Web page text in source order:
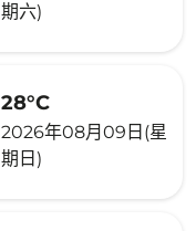
期六)
28°C
2026年08月09日(星
期日)